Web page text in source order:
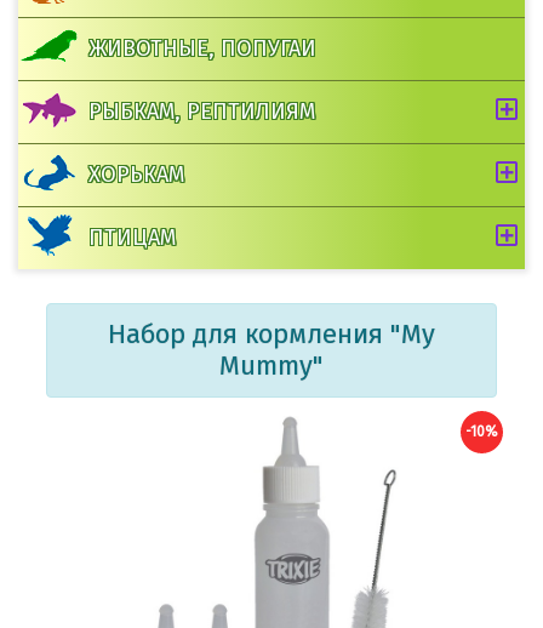
ЖИВОТНЫЕ, ПОПУГАИ
РЫБКАМ, РЕПТИЛИЯМ
ХОРЬКАМ
ПТИЦАМ
Набор для кормления "My
Mummy"
-10%